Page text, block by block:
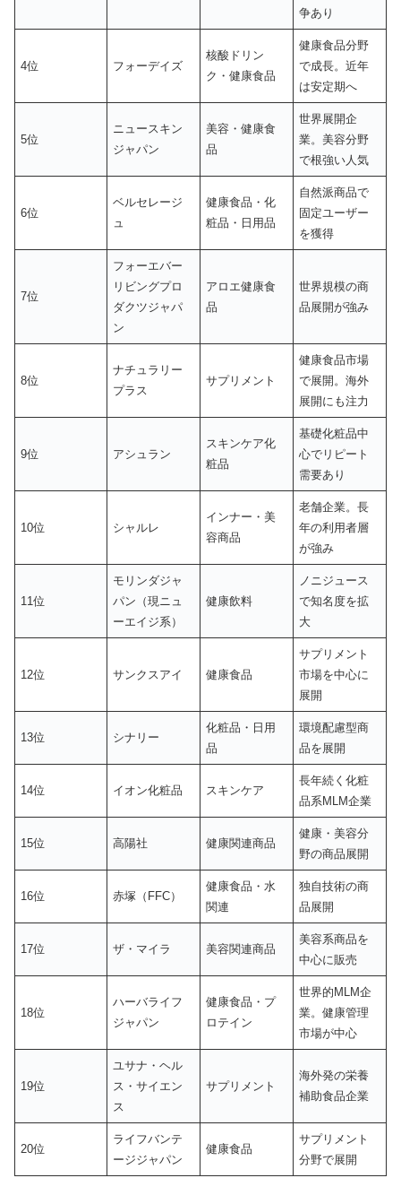
争あり
4位 フォーデイズ
核酸ドリン
ク・健康食品
健康食品分野
で成長。近年
は安定期へ
5位
ニュースキン
ジャパン
美容・健康食
品
世界展開企
業。美容分野
で根強い人気
6位
ベルセレージ
ュ
健康食品・化
粧品・日用品
自然派商品で
固定ユーザー
を獲得
7位
フォーエバー
リビングプロ
ダクツジャパ
ン
アロエ健康食
品
世界規模の商
品展開が強み
8位
ナチュラリー
プラス
サプリメント
健康食品市場
で展開。海外
展開にも注力
9位 アシュラン
スキンケア化
粧品
基礎化粧品中
心でリピート
需要あり
10位 シャルレ
インナー・美
容商品
老舗企業。長
年の利用者層
が強み
11位
モリンダジャ
パン（現ニュ
ーエイジ系）
健康飲料
ノニジュース
で知名度を拡
大
12位 サンクスアイ 健康食品
サプリメント
市場を中心に
展開
13位 シナリー
化粧品・日用
品
環境配慮型商
品を展開
14位 イオン化粧品 スキンケア
長年続く化粧
品系MLM企業
15位 高陽社 健康関連商品
健康・美容分
野の商品展開
16位 赤塚（FFC）
健康食品・水
関連
独自技術の商
品展開
17位 ザ・マイラ 美容関連商品
美容系商品を
中心に販売
18位
ハーバライフ
ジャパン
健康食品・プ
ロテイン
世界的MLM企
業。健康管理
市場が中心
19位
ユサナ・ヘル
ス・サイエン
ス
サプリメント
海外発の栄養
補助食品企業
20位
ライフバンテ
ージジャパン
健康食品
サプリメント
分野で展開